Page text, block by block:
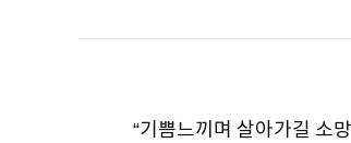
“기쁨느끼며 살아가길 소